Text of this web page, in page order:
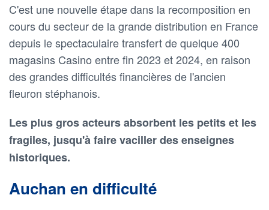
C'est une nouvelle étape dans la recomposition en
cours du secteur de la grande distribution en France
depuis le spectaculaire transfert de quelque 400
magasins Casino entre fin 2023 et 2024, en raison
des grandes difficultés financières de l'ancien
fleuron stéphanois.
Les plus gros acteurs absorbent les petits et les
fragiles, jusqu'à faire vaciller des enseignes
historiques.
Auchan en difficulté